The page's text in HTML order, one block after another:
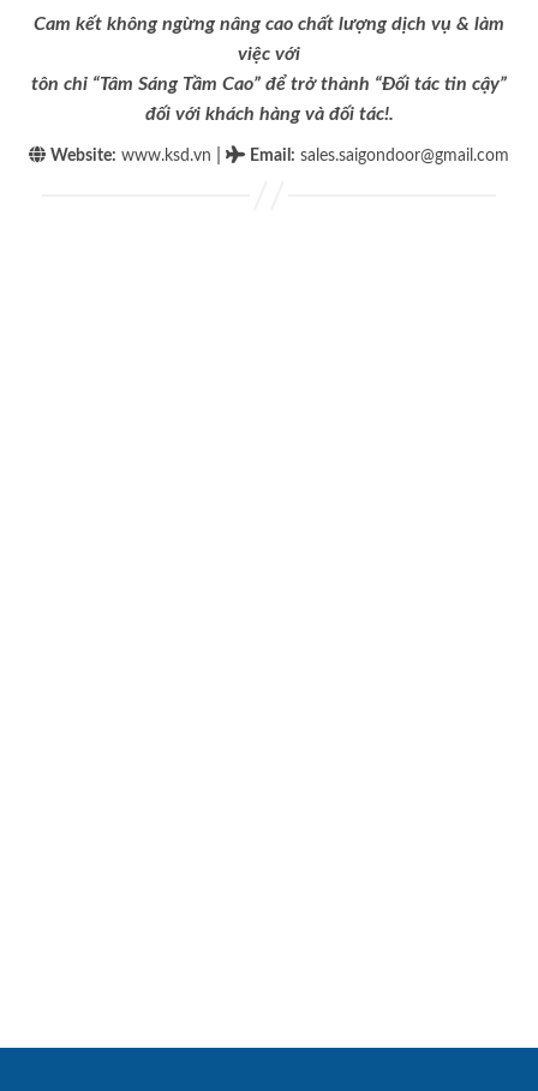
Cam kết không ngừng nâng cao chất lượng dịch vụ & làm
việc với
tôn chỉ “Tâm Sáng Tầm Cao” để trở thành “Đối tác tin cậy”
đối với khách hàng và đối tác!.
Website: www.ksd.vn Email : sales.saigondoor@gmail.com